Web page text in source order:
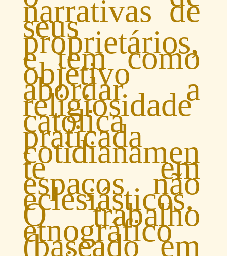
narrativas de
seus
proprietários,
e tem como
objetivo
abordar a
religiosidade
católica
praticada
cotidianamen
te em
espaços não
eclesiásticos.
O trabalho
etnográfico
(baseado em